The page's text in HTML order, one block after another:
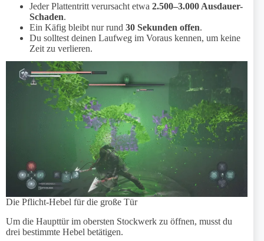
Jeder Plattentritt verursacht etwa 2.500–3.000 Ausdauer-
Schaden.
Ein Käfig bleibt nur rund 30 Sekunden offen.
Du solltest deinen Laufweg im Voraus kennen, um keine
Zeit zu verlieren.
Die Pflicht-Hebel für die große Tür
Um die Haupttür im obersten Stockwerk zu öffnen, musst du
drei bestimmte Hebel betätigen.